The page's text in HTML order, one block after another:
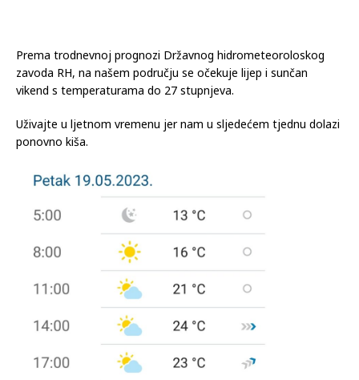
Prema trodnevnoj prognozi Državnog hidrometeoroloskog
zavoda RH, na našem području se očekuje lijep i sunčan
vikend s temperaturama do 27 stupnjeva.
Uživajte u ljetnom vremenu jer nam u sljedećem tjednu dolazi
ponovno kiša.